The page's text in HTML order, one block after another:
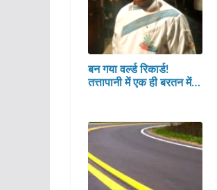
बन गया वर्ल्ड रिकार्ड!
तत्तापानी में एक ही बरतन में…